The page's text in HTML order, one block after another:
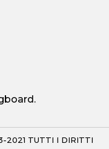
2021 TUTTI I DIRITTI